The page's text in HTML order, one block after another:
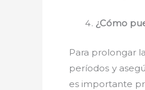
¿Cómo
Para prolongar
períodos y
es importante